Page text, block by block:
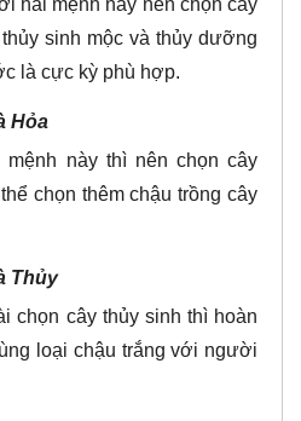
hai mệnh này nên chọn cây
sinh mộc và thủy dưỡng
là cực kỳ phù hợp.
Hỏa
này thì nên chọn cây
chọn thêm chậu trồng cây
Thủy
chọn cây thủy sinh thì hoàn
loại chậu trắng với người